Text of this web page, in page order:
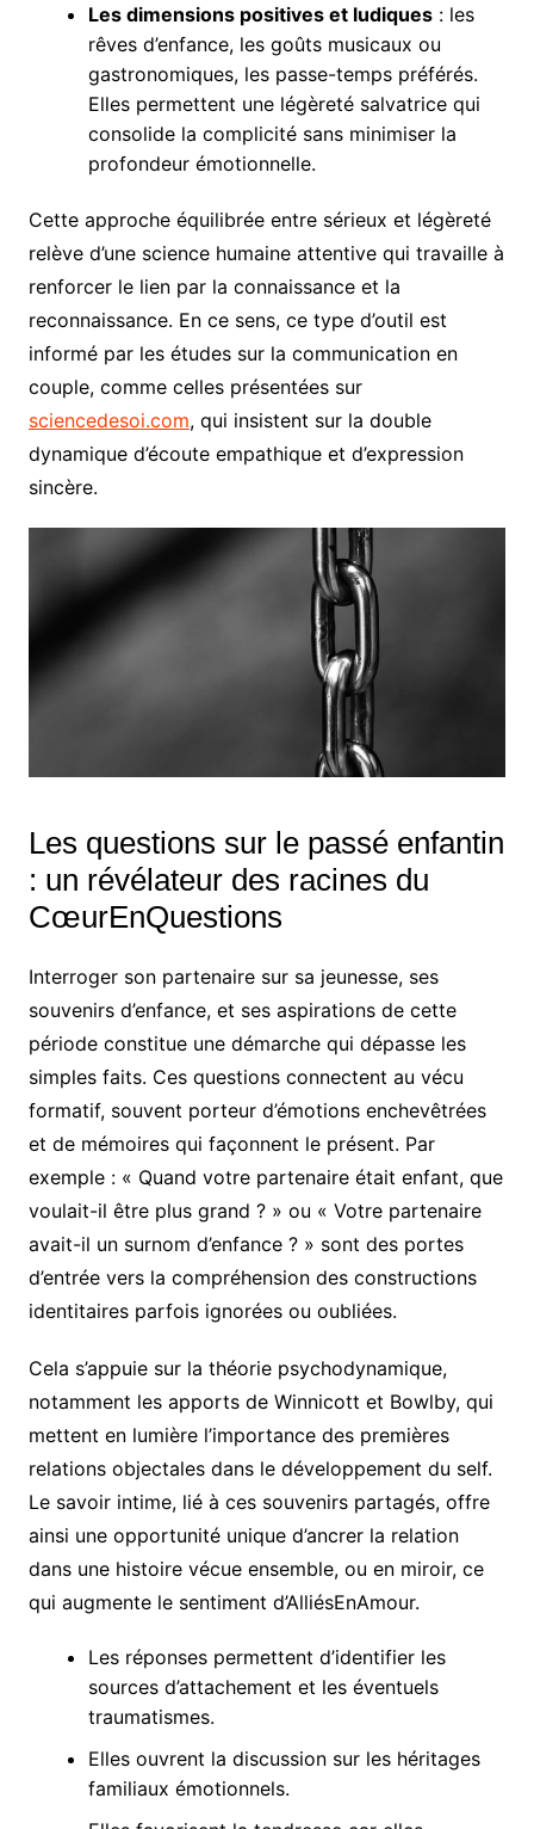
Les dimensions positives et ludiques: les
rêves d’enfance, les goûts musicaux ou
gastronomiques, les passe-temps préférés.
Elles permettent une légèreté salvatrice qui
consolide la complicité sans minimiser la
profondeur émotionnelle.
Cette approche équilibrée entre sérieux et légèreté
relève d’une science humaine attentive qui travaille à
renforcer le lien par la connaissance et la
reconnaissance. En ce sens, ce type d’outil est
informé par les études sur la communication en
couple, comme celles présentées sur
sciencedesoi.com, qui insistent sur la double
dynamique d’écoute empathique et d’expression
sincère.
Les questions sur le passé enfantin
: un révélateur des racines du
CœurEnQuestions
Interroger son partenaire sur sa jeunesse, ses
souvenirs d’enfance, et ses aspirations de cette
période constitue une démarche qui dépasse les
simples faits. Ces questions connectent au vécu
formatif, souvent porteur d’émotions enchevêtrées
et de mémoires qui façonnent le présent. Par
exemple : « Quand votre partenaire était enfant, que
voulait-il être plus grand ? » ou « Votre partenaire
avait-il un surnom d’enfance ? » sont des portes
d’entrée vers la compréhension des constructions
identitaires parfois ignorées ou oubliées.
Cela s’appuie sur la théorie psychodynamique,
notamment les apports de Winnicott et Bowlby, qui
mettent en lumière l’importance des premières
relations objectales dans le développement du self.
Le savoir intime, lié à ces souvenirs partagés, offre
ainsi une opportunité unique d’ancrer la relation
dans une histoire vécue ensemble, ou en miroir, ce
qui augmente le sentiment d’AlliésEnAmour.
Les réponses permettent d’identifier les
sources d’attachement et les éventuels
traumatismes.
Elles ouvrent la discussion sur les héritages
familiaux émotionnels.